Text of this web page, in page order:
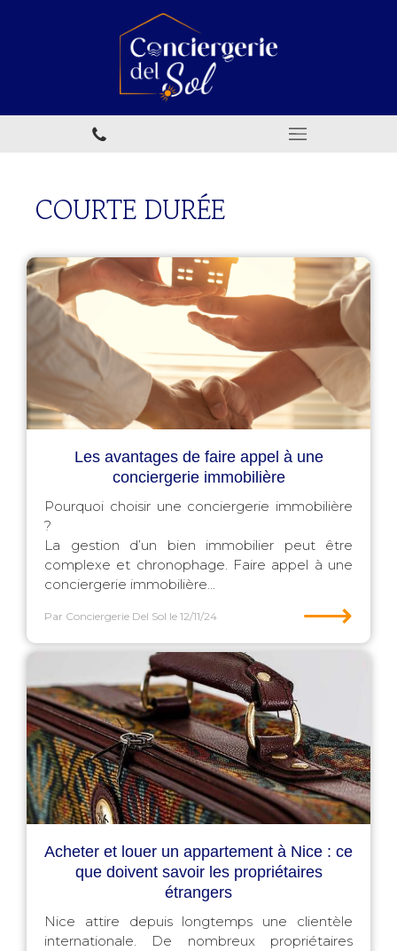
COURTE DURÉE
Les avantages de faire appel à une
conciergerie immobilière
Pourquoi choisir une conciergerie immobilière
?
La gestion d’un bien immobilier peut être
complexe et chronophage. Faire appel à une
conciergerie immobilière...
Par Conciergerie Del Sol le 12/11/24 ⟶
Acheter et louer un appartement à Nice : ce
que doivent savoir les propriétaires
étrangers
Nice attire depuis longtemps une clientèle
internationale. De nombreux propriétaires